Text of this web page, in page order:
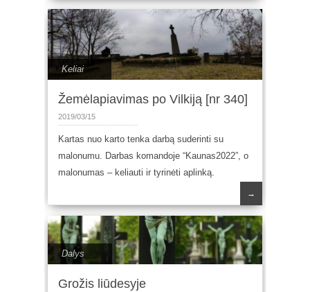
Keliai
Žemėlapiavimas po Vilkiją [nr 340]
2019/03/15
Kartas nuo karto tenka darbą suderinti su
malonumu. Darbas komandoje “Kaunas2022”, o
malonumas – keliauti ir tyrinėti aplinką.
→
Dalys
Grožis liūdesyje